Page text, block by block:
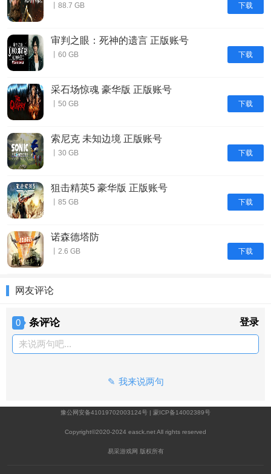
下载
丨88.7 GB
下载
审判之眼：死神的遗言 正版账号
丨60 GB
下载
采石场惊魂 豪华版 正版账号
丨50 GB
下载
索尼克 未知边境 正版账号
丨30 GB
下载
狙击精英5 豪华版 正版账号
丨85 GB
下载
诺森德塔防
丨2.6 GB
网友评论
0 条评论 登录
来说两句吧...
我来说两句
豫公网安备41019702003124号 | 蒙ICP备14002389号
Copyright©2020-2024 easck.net All rights reserved
易采游戏网 版权所有